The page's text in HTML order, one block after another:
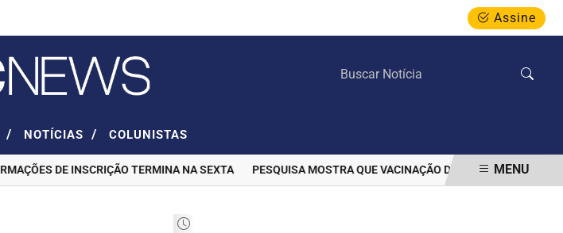
Assine
/ NOTÍCIAS / COLUNISTAS
DE INSCRIÇÃO TERMINA NA SEXTA PESQUISA MOSTRA QUE VACINAÇÃO DIMINUIU PREVALÊNCIA
MENU